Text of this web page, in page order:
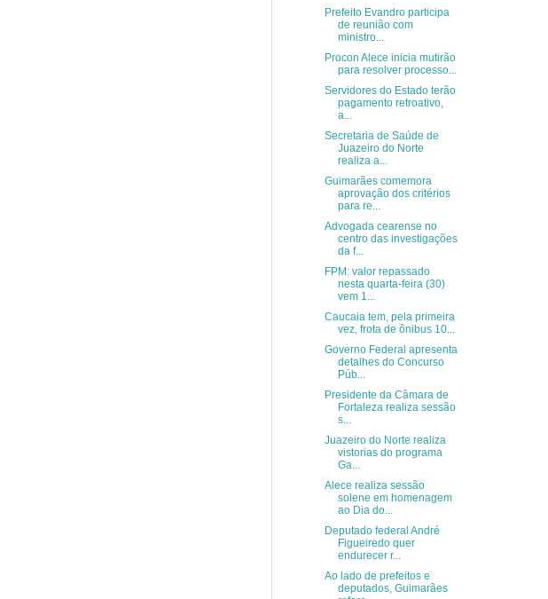
Prefeito Evandro participa
de reunião com
ministro...
Procon Alece inicia mutirão
para resolver processo...
Servidores do Estado terão
pagamento retroativo,
a...
Secretaria de Saúde de
Juazeiro do Norte
realiza a...
Guimarães comemora
aprovação dos critérios
para re...
Advogada cearense no
centro das investigações
da f...
FPM: valor repassado
nesta quarta-feira (30)
vem 1...
Caucaia tem, pela primeira
vez, frota de ônibus 10...
Governo Federal apresenta
detalhes do Concurso
Púb...
Presidente da Câmara de
Fortaleza realiza sessão
s...
Juazeiro do Norte realiza
vistorias do programa
Ga...
Alece realiza sessão
solene em homenagem
ao Dia do...
Deputado federal André
Figueiredo quer
endurecer r...
Ao lado de prefeitos e
deputados, Guimarães